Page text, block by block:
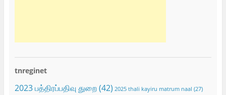
tnreginet
2023 பத்திரப்பதிவு துறை(42) 2025 thali kayiru matrum naal (27)